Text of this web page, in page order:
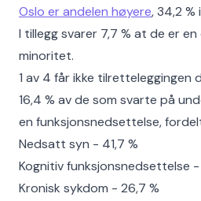
Oslo er andelen høyere, 34,2 %
I tillegg svarer 7,7 % at de er
minoritet.
1 av 4 får ikke tilretteleggingen
16,4 % av de som svarte på
en funksjonsnedsettelse,
Nedsatt syn - 41,7 %
Kognitiv funksjonsnedsettelse -
Kronisk sykdom - 26,7 %